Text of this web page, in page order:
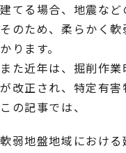
建てる場合、地震など
そのため、柔らかく
かります。
また近年は、掘削作
が改正され、特定有害
この記事では、
軟弱地盤地域におけ